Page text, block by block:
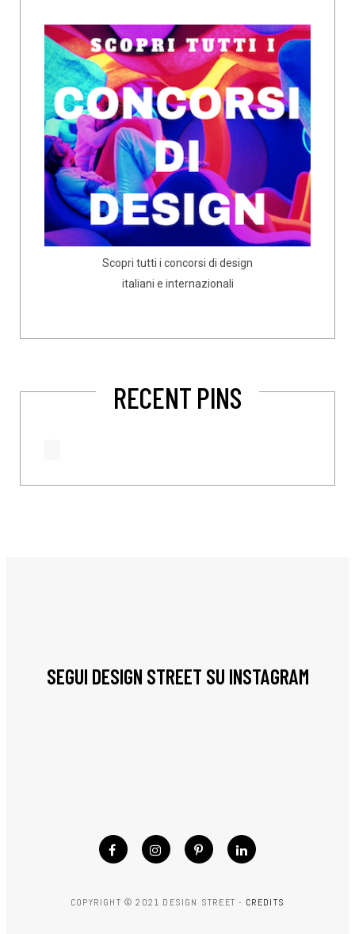
Scopri tutti i concorsi di design
italiani e internazionali
RECENT PINS
SEGUI DESIGN STREET SU INSTAGRAM
COPYRIGHT © 2021 DESIGN STREET - CREDITS